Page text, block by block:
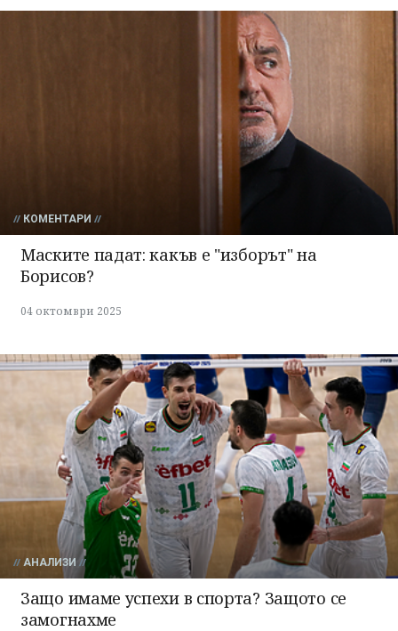
КОМЕНТАРИ
Маските падат: какъв е "изборът" на
Борисов?
04 октомври 2025
АНАЛИЗИ
Защо имаме успехи в спорта? Защото се
замогнахме